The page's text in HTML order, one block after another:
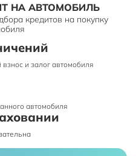
НА АВТОМОБИЛЬ
кредитов на покупку
и залог автомобиля
автомобиля